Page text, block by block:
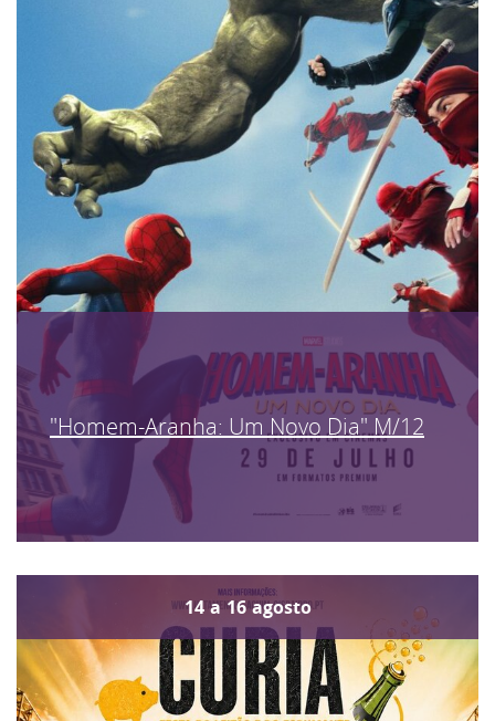
"Homem-Aranha: Um Novo Dia" M/12
14 a 16 agosto